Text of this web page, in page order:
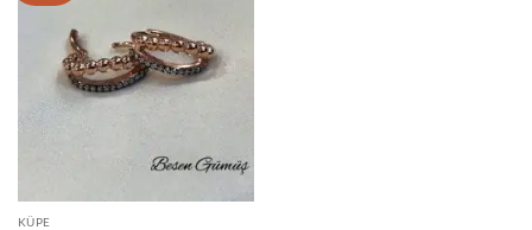
KÜPE